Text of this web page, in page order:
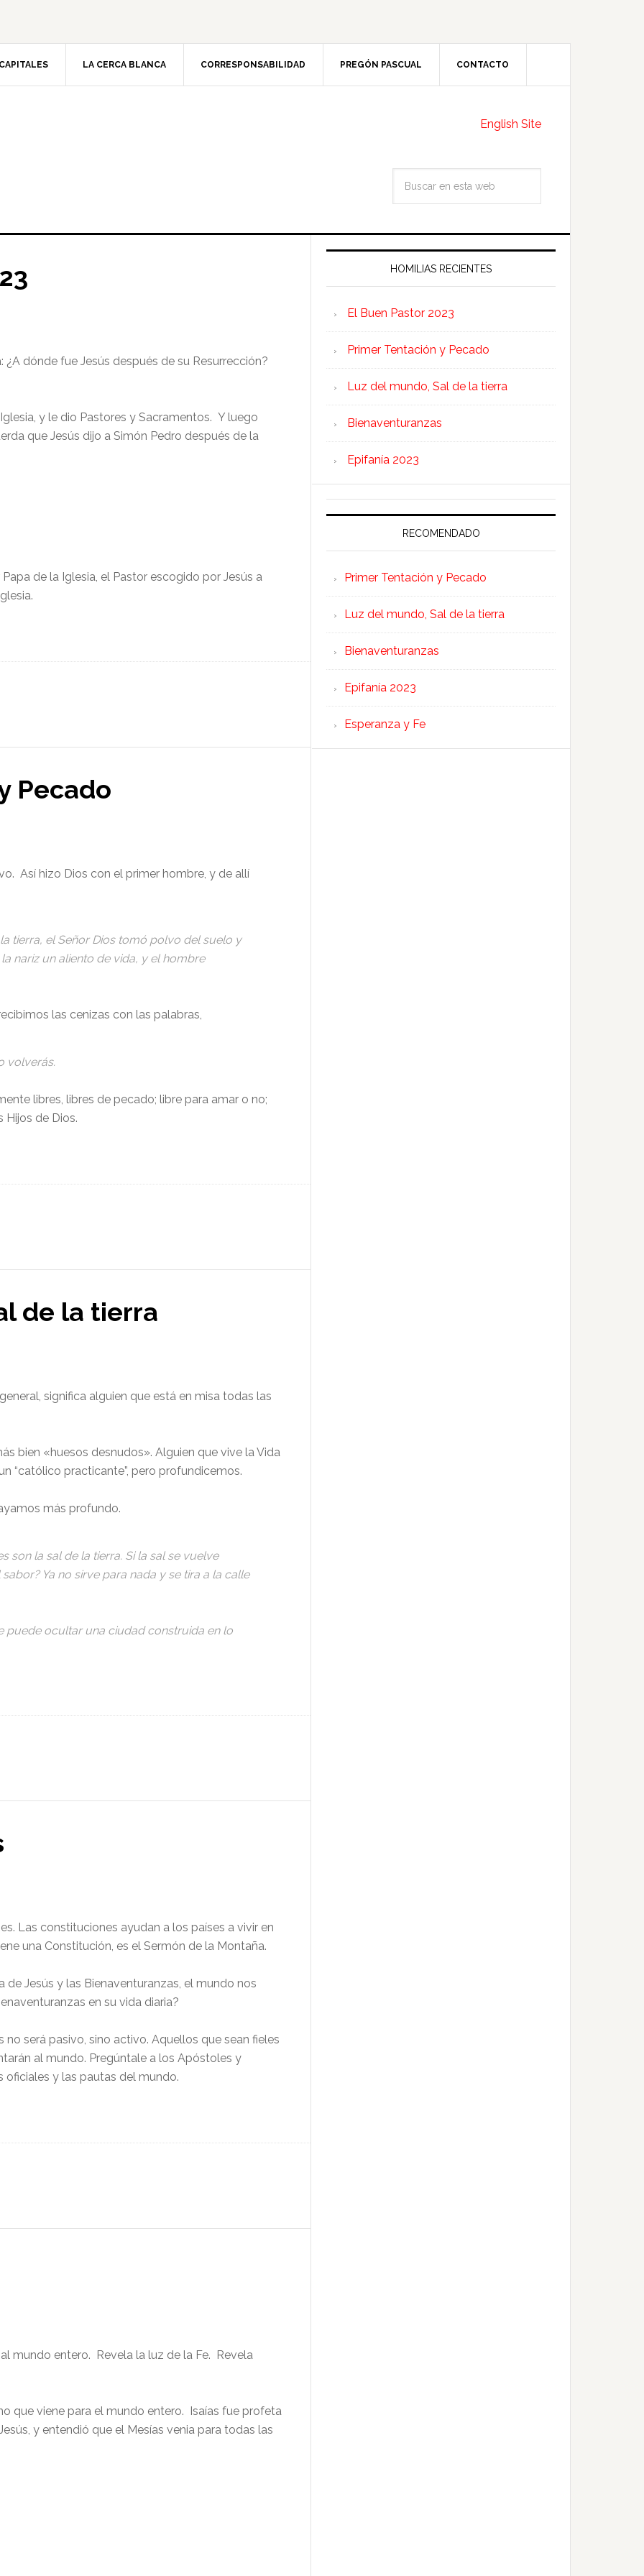
LA CERCA BLANCA CORRESPONSABILIDAD PREGÓN PASCUAL CONTACTO
English Site
dónde fue Jesús después de su Resurrección?
y le dio Pastores y Sacramentos. Y luego
que Jesús dijo a Simón Pedro después de la
de la Iglesia, el Pastor escogido por Jesús a
Pecado
Así hizo Dios con el primer hombre, y de allí
tierra, el Señor Dios tomó polvo del suelo y
nariz un aliento de vida, y el hombre
las cenizas con las palabras,
volverás.
libres, libres de pecado; libre para amar o no;
Hijos de Dios.
de la tierra
significa alguien que está en misa todas las
bien «huesos desnudos». Alguien que vive la Vida
“católico practicante”, pero profundicemos.
más profundo.
son la sal de la tierra. Si la sal se vuelve
Ya no sirve para nada y se tira a la calle
puede ocultar una ciudad construida en lo
Las constituciones ayudan a los países a vivir en
una Constitución, es el Sermón de la Montaña.
Jesús y las Bienaventuranzas, el mundo nos
en su vida diaria?
será pasivo, sino activo. Aquellos que sean fieles
al mundo. Pregúntale a los Apóstoles y
oficiales y las pautas del mundo.
mundo entero. Revela la luz de la Fe. Revela
que viene para el mundo entero. Isaías fue profeta
y entendió que el Mesías venia para todas las
HOMILIAS RECIENTES
El Buen Pastor 2023
Primer Tentación y Pecado
Luz del mundo, Sal de la tierra
Bienaventuranzas
Epifanía 2023
RECOMENDADO
Primer Tentación y Pecado
Luz del mundo, Sal de la tierra
Bienaventuranzas
Epifanía 2023
Esperanza y Fe